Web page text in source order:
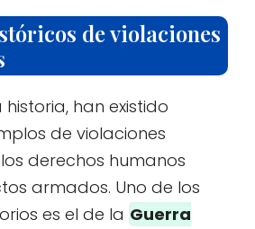
de violaciones
han existido
de violaciones
derechos humanos
armados. Uno de los
es el de la Guerra